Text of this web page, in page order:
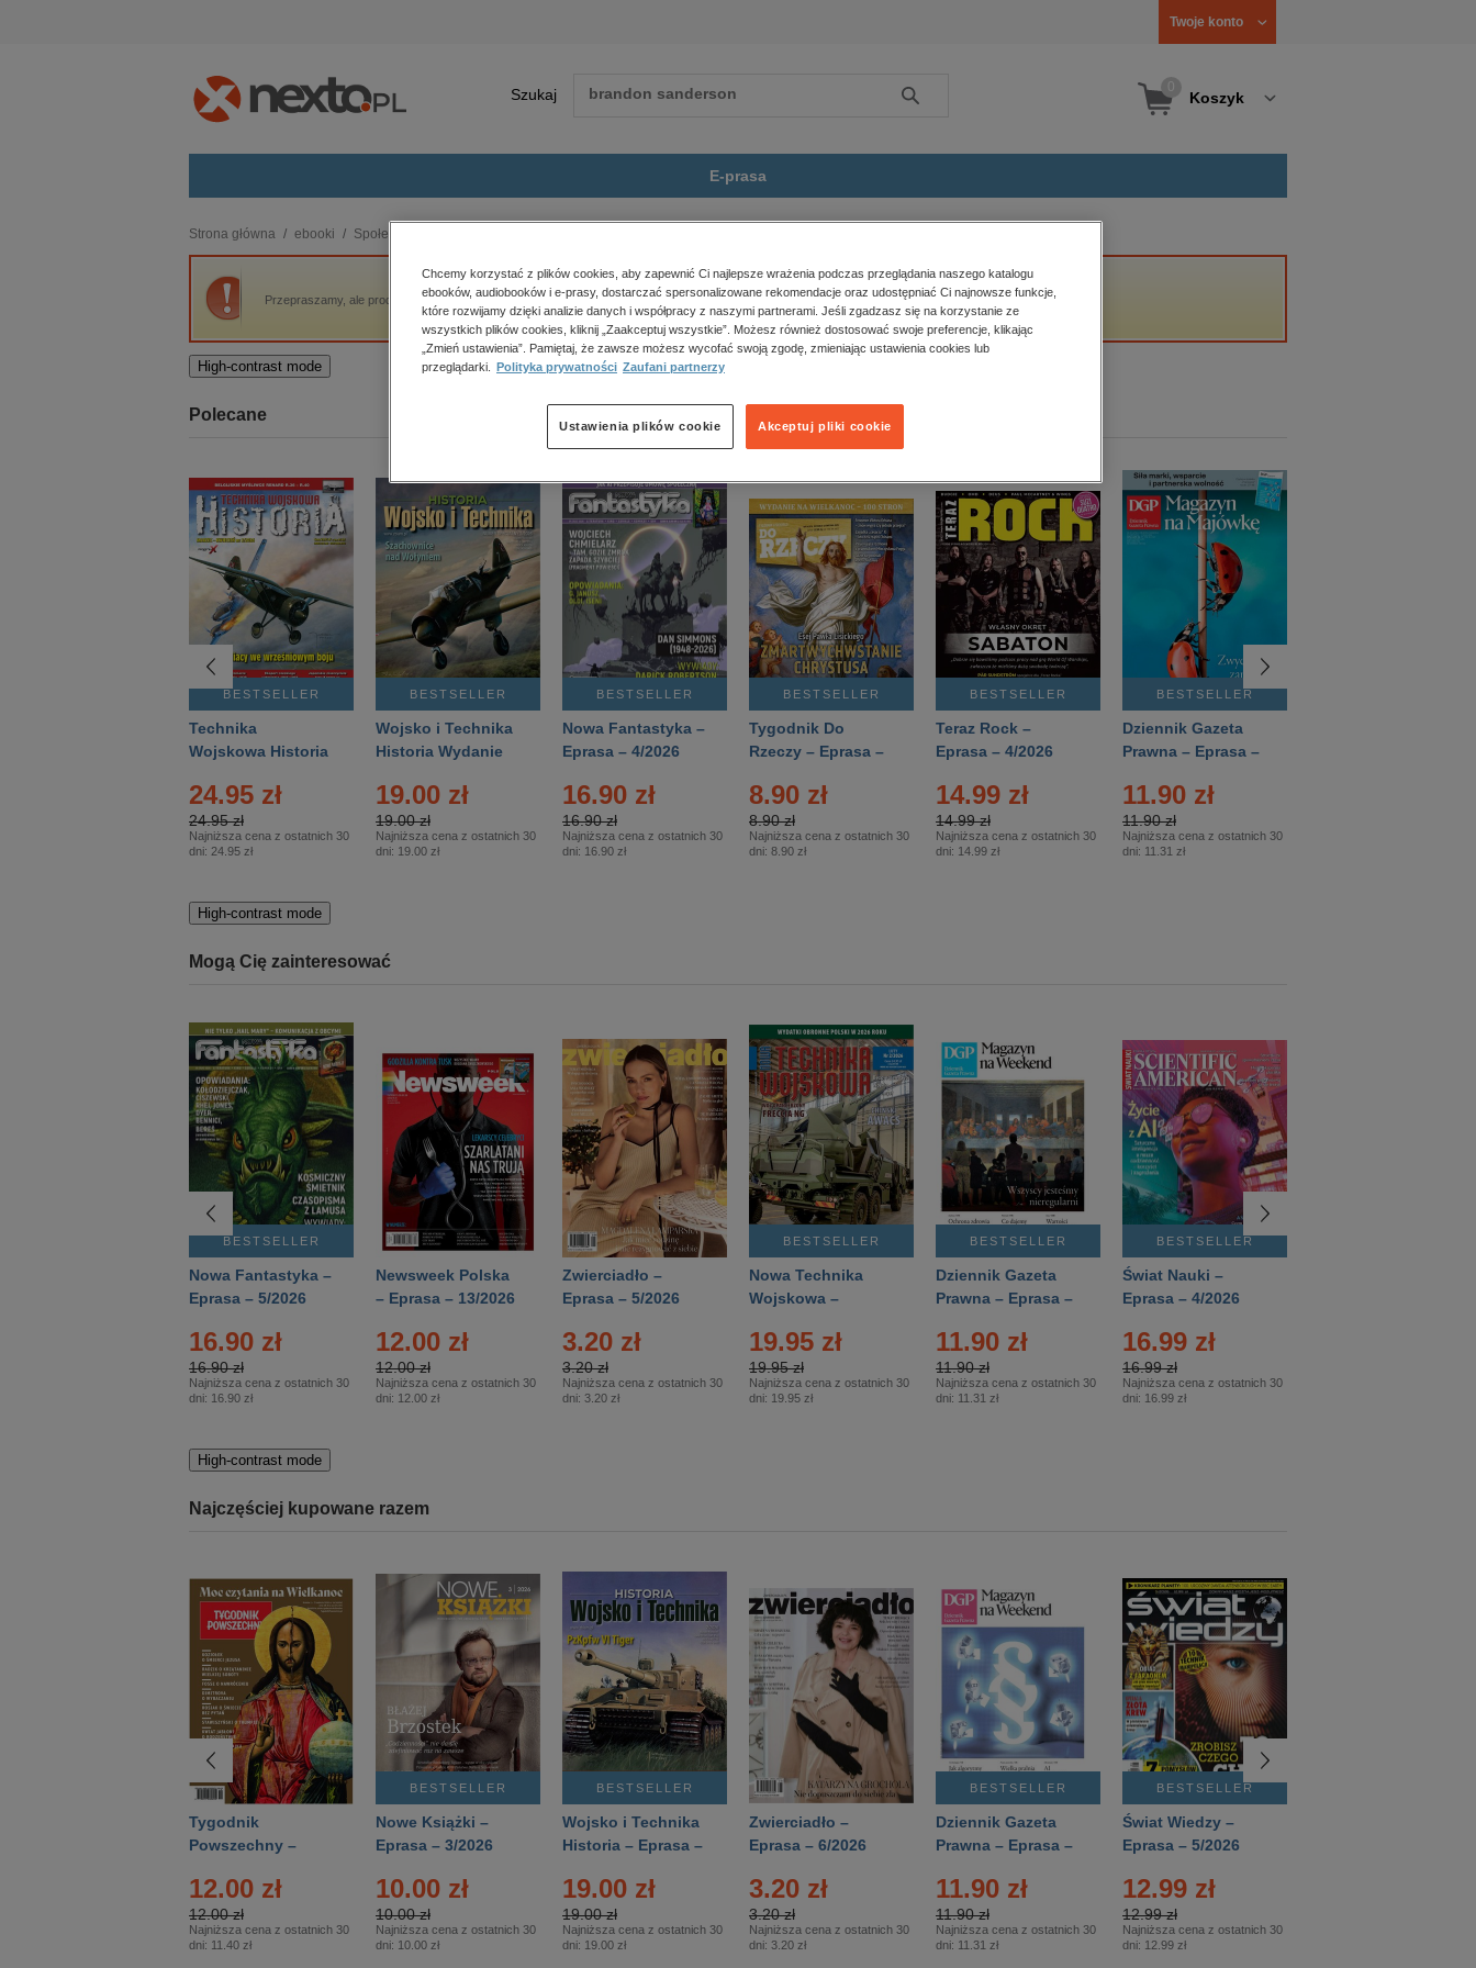
Twoje konto
Szukaj Szukaj Koszyk
E-prasa
budownictwo, aranżacja wnętrz
biznesowe, branżowe, gospodarka
darmowe wydania
edukacja
kobiece, lifestyle, kultura
polityka, społeczno-informacyjne
psychologiczne
inne
popularno-naukowe
historia
zdrowie
religie
Strona główna ebooki Społeczeństwo
Przepraszamy, ale produkt „Sprawy Międzynarodowe 2/2017” nie jest dostępny.
High-contrast mode
Polecane
BESTSELLER
Technika
Wojskowa Historia
24.95 zł
24.95 zł
Najniższa cena z ostatnich 30
dni: 24.95 zł
BESTSELLER
Wojsko i Technika
Historia Wydanie
– 2/2026
19.00 zł
19.00 zł
Najniższa cena z ostatnich 30
dni: 19.00 zł
BESTSELLER
Nowa Fantastyka –
Eprasa – 4/2026
16.90 zł
16.90 zł
Najniższa cena z ostatnich 30
dni: 16.90 zł
BESTSELLER
Tygodnik Do
Rzeczy – Eprasa –
8.90 zł
8.90 zł
Najniższa cena z ostatnich 30
dni: 8.90 zł
BESTSELLER
Teraz Rock –
Eprasa – 4/2026
14.99 zł
14.99 zł
Najniższa cena z ostatnich 30
dni: 14.99 zł
BESTSELLER
Dziennik Gazeta
Prawna – Eprasa –
11.90 zł
11.90 zł
Najniższa cena z ostatnich 30
dni: 11.31 zł
High-contrast mode
Mogą Cię zainteresować
BESTSELLER
Nowa Fantastyka –
Eprasa – 5/2026
16.90 zł
16.90 zł
Najniższa cena z ostatnich 30
dni: 16.90 zł
Newsweek Polska
– Eprasa – 13/2026
12.00 zł
12.00 zł
Najniższa cena z ostatnich 30
dni: 12.00 zł
Zwierciadło –
Eprasa – 5/2026
3.20 zł
3.20 zł
Najniższa cena z ostatnich 30
dni: 3.20 zł
BESTSELLER
Nowa Technika
Wojskowa –
19.95 zł
19.95 zł
Najniższa cena z ostatnich 30
dni: 19.95 zł
BESTSELLER
Dziennik Gazeta
Prawna – Eprasa –
11.90 zł
11.90 zł
Najniższa cena z ostatnich 30
dni: 11.31 zł
BESTSELLER
Świat Nauki –
Eprasa – 4/2026
16.99 zł
16.99 zł
Najniższa cena z ostatnich 30
dni: 16.99 zł
High-contrast mode
Najczęściej kupowane razem
Tygodnik
Powszechny –
12.00 zł
12.00 zł
Najniższa cena z ostatnich 30
dni: 11.40 zł
BESTSELLER
Nowe Książki –
Eprasa – 3/2026
10.00 zł
10.00 zł
Najniższa cena z ostatnich 30
dni: 10.00 zł
BESTSELLER
Wojsko i Technika
Historia – Eprasa –
19.00 zł
19.00 zł
Najniższa cena z ostatnich 30
dni: 19.00 zł
Zwierciadło –
Eprasa – 6/2026
3.20 zł
3.20 zł
Najniższa cena z ostatnich 30
dni: 3.20 zł
BESTSELLER
Dziennik Gazeta
Prawna – Eprasa –
11.90 zł
11.90 zł
Najniższa cena z ostatnich 30
dni: 11.31 zł
BESTSELLER
Świat Wiedzy –
Eprasa – 5/2026
12.99 zł
12.99 zł
Najniższa cena z ostatnich 30
dni: 12.99 zł
Chcemy korzystać z plików cookies, aby zapewnić Ci najlepsze wrażenia podczas przeglądania naszego katalogu
ebooków, audiobooków i e-prasy, dostarczać spersonalizowane rekomendacje oraz udostępniać Ci najnowsze funkcje,
które rozwijamy dzięki analizie danych i współpracy z naszymi partnerami. Jeśli zgadzasz się na korzystanie ze
wszystkich plików cookies, kliknij „Zaakceptuj wszystkie”. Możesz również dostosować swoje preferencje, klikając
„Zmień ustawienia”. Pamiętaj, że zawsze możesz wycofać swoją zgodę, zmieniając ustawienia cookies lub
przeglądarki.
Polityka prywatności Zaufani partnerzy
Akceptuj pliki cookie
Ustawienia plików cookie